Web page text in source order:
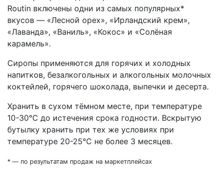
Routin включены одни из самых популярных*
вкусов — «Лесной орех», «Ирландский крем»,
«Лаванда», «Ваниль», «Кокос» и «Солёная
карамель».
Сиропы применяются для горячих и холодных
напитков, безалкогольных и алкогольных молочных
коктейлей, горячего шоколада, выпечки и десерта.
Хранить в сухом тёмном месте, при температуре
10-30°C до истечения срока годности. Вскрытую
бутылку хранить при тех же условиях при
температуре 20-25°C не более 3 месяцев.
* — по результатам продаж на маркетплейсах